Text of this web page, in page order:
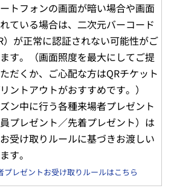
トフォンの画面が暗い場合や画面
ている場合は、二次元バーコード
）が正常に認証されない可能性がご
す。（画面照度を最大にしてご提
だくか、ご心配な方はQRチケット
ントアウトがおすすめです。）
ン中に行う各種来場者プレゼント
員プレゼント／先着プレゼント）は
受け取りルールに基づきお渡しい
す。
プレゼントお受け取りルールはこちら